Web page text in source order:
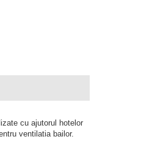
cu ajutorul hotelor
ventilatia bailor.